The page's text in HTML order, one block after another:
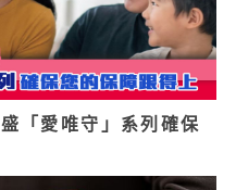
「愛唯守」系列確保